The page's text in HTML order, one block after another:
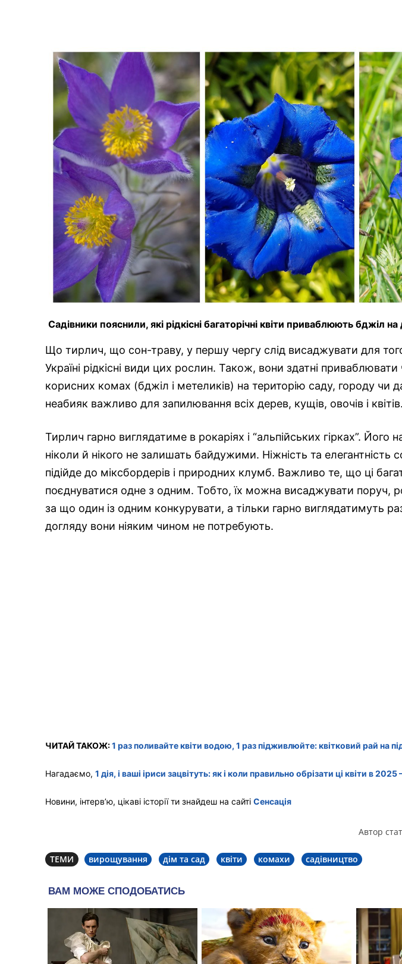
Садівники пояснили, які рідкісні багаторічні квіти приваблюють бджіл на
Що тирлич, що сон-траву, у першу чергу слід висаджувати для
Україні рідкісні види цих рослин. Також, вони здатні приваблювати
корисних комах (бджіл і метеликів) на територію саду, городу чи
неабияк важливо для запилювання всіх дерев, кущів, овочів і квітів.
Тирлич гарно виглядатиме в рокаріях і “альпійських гірках”. Його
ніколи й нікого не залишать байдужими. Ніжність та елегантність
підійде до міксбордерів і природних клумб. Важливо те, що ці
поєднуватися одне з одним. Тобто, їх можна висаджувати поруч,
за що один із одним конкурувати, а тільки гарно виглядатимуть
догляду вони ніяким чином не потребують.
ЧИТАЙ ТАКОЖ:1 раз поливайте квіти водою, 1 раз підживлюйте: квітковий рай на
Нагадаємо, 1 дія, і ваші іриси зацвітуть: як і коли правильно обрізати ці квіти в
Новини, інтерв’ю, цікаві історії ти знайдеш на сайті Сенсація
Автор
ТЕМИ вирощування дім та сад квіти комахи садівництво